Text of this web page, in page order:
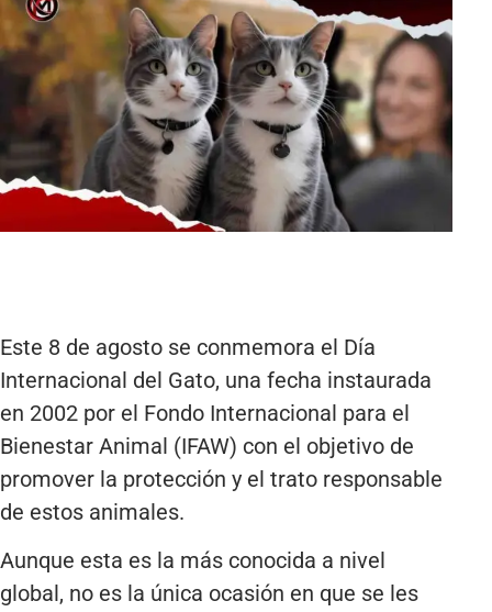
Este 8 de agosto se conmemora el Día
Internacional del Gato, una fecha instaurada
en 2002 por el Fondo Internacional para el
Bienestar Animal (IFAW) con el objetivo de
promover la protección y el trato responsable
de estos animales.
Aunque esta es la más conocida a nivel
global, no es la única ocasión en que se les